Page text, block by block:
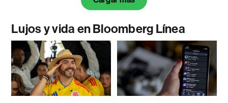
Lujos y vida en Bloomberg Línea